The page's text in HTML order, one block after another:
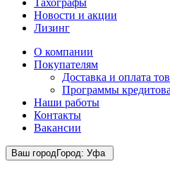
Тахографы
Новости и акции
Лизинг
О компании
Покупателям
Доставка и оплата
Программы
Наши работы
Контакты
Вакансии
Ваш городГород: Уфа